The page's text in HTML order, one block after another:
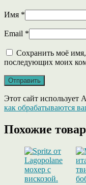
Имя *
Email *
Сохранить моё имя,
последующих моих
Этот сайт использует
как обрабатываются
Похожие